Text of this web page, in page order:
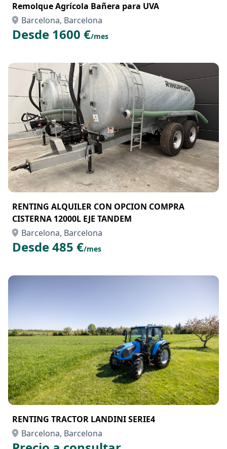
Remolque Agrícola Bañera para UVA
Barcelona, Barcelona
Desde 1600 €/mes
RENTING ALQUILER CON OPCION COMPRA
CISTERNA 12000L EJE TANDEM
Barcelona, Barcelona
Desde 485 €/mes
RENTING TRACTOR LANDINI SERIE4
Barcelona, Barcelona